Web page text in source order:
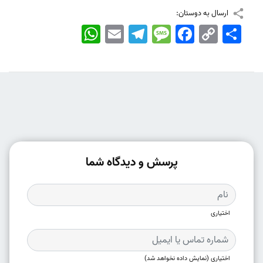
ارسال به دوستان:
WhatsApp EmailTelegramMessageFacebook Copy
Link
اشتراک
پرسش و دیدگاه شما
اختیاری
اختیاری (نمایش داده نخواهد شد)